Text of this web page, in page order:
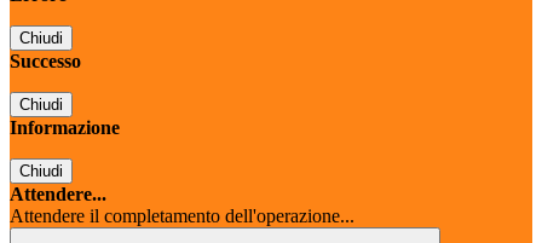
Chiudi
Successo
Chiudi
Informazione
Chiudi
Attendere...
Attendere il completamento dell'operazione...